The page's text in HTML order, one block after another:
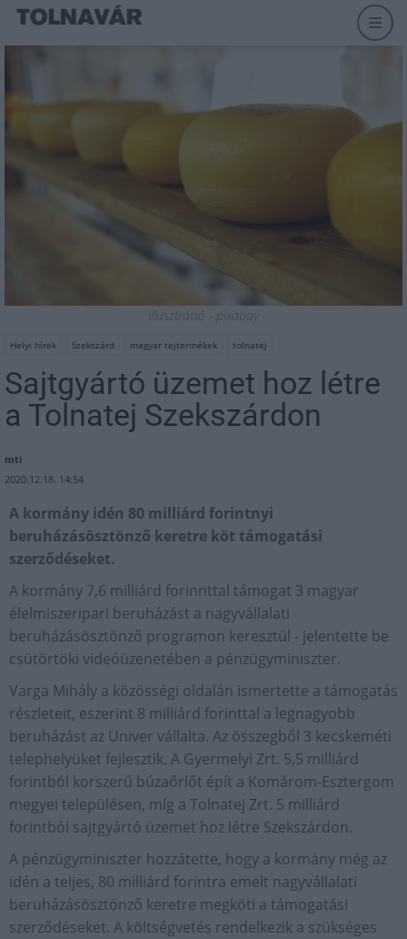
illusztráció - pixabay
Helyi hírek Szekszárd magyar tejtermékek tolnatej
Sajtgyártó üzemet hoz létre
a Tolnatej Szekszárdon
mti
2020.12.18. 14:54
A kormány idén 80 milliárd forintnyi
beruházásösztönző keretre köt támogatási
szerződéseket.
A kormány 7,6 milliárd forinnttal támogat 3 magyar
élelmiszeripari beruházást a nagyvállalati
beruházásösztönző programon keresztül - jelentette be
csütörtöki videóüzenetében a pénzügyminiszter.
Varga Mihály a közösségi oldalán ismertette a támogatás
részleteit, eszerint 8 milliárd forinttal a legnagyobb
beruházást az Univer vállalta. Az összegből 3 kecskeméti
telephelyüket fejlesztik. A Gyermelyi Zrt. 5,5 milliárd
forintból korszerű búzaőrlőt épít a Komárom-Esztergom
megyei településen, míg a Tolnatej Zrt. 5 milliárd
forintból sajtgyártó üzemet hoz létre Szekszárdon.
A pénzügyminiszter hozzátette, hogy a kormány még az
idén a teljes, 80 milliárd forintra emelt nagyvállalati
beruházásösztönző keretre megköti a támogatási
szerződéseket. A költségvetés rendelkezik a szükséges